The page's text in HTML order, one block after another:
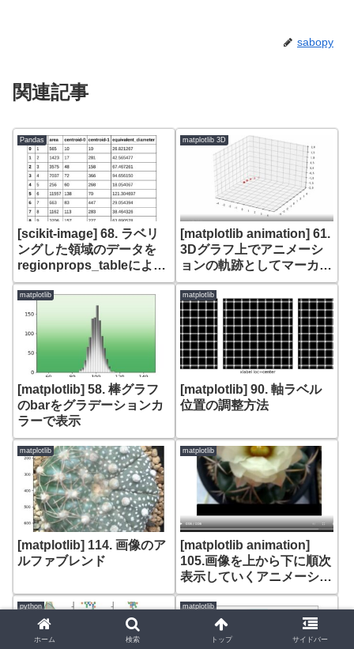
sabopy
関連記事
Pandas
[scikit-image] 68. ラベリ
ングした領域のデータを
regionprops_tableにより
pandasのDataFrameで取
得する(skimage.measure
regionprops_table)
matplotlib 3D
[matplotlib animation] 61.
3Dグラフ上でアニメーシ
ョンの軌跡としてマーカー
の残像を表示
matplotlib
[matplotlib] 58. 棒グラフ
のbarをグラデーションカ
ラーで表示
matplotlib
[matplotlib] 90. 軸ラベル
位置の調整方法
matplotlib
[matplotlib] 114. 画像のア
ルファブレンド
matplotlib
[matplotlib animation]
105.画像を上から下に順次
表示していくアニメーショ
ン
python matplotlib
ホーム 検索 トップ サイドバー